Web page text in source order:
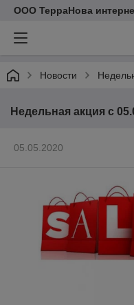
ООО ТерраНова
Новости
Недельная акция с
05.05.2020